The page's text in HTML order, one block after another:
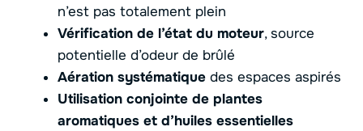
n’est pas totalement plein
Vérification de l’état du moteur, source
potentielle d’odeur de brûlé
Aération systématique des espaces aspirés
Utilisation conjointe de plantes
aromatiques et d’huiles essentielles